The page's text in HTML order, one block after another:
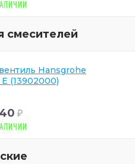
смесителей
Hansgrohe
(13902000)